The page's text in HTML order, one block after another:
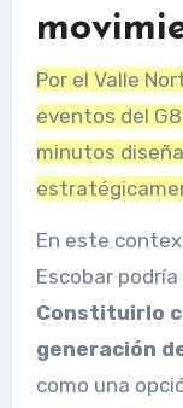
Por el Valle
eventos del
minutos
En este
Escobar
Constituirlo
generación
como una